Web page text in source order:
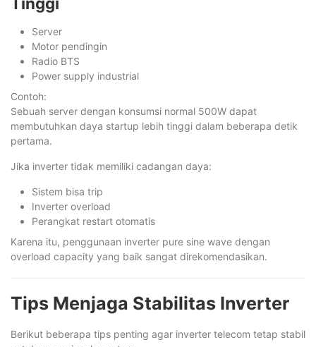
Server
Motor pendingin
Radio BTS
Power supply industrial
Contoh:
Sebuah server dengan konsumsi normal 500W dapat
membutuhkan daya startup lebih tinggi dalam beberapa detik
pertama.
Jika inverter tidak memiliki cadangan daya:
Sistem bisa trip
Inverter overload
Perangkat restart otomatis
Karena itu, penggunaan inverter pure sine wave dengan
overload capacity yang baik sangat direkomendasikan.
Tips Menjaga Stabilitas Inverter
Berikut beberapa tips penting agar inverter telecom tetap stabil